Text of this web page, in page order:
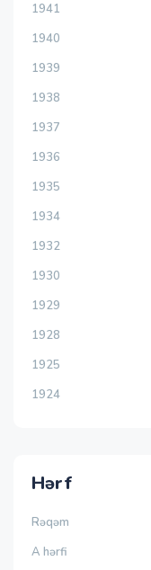
1941
1940
1939
1938
1937
1936
1935
1934
1932
1930
1929
1928
1925
1924
Hərf
Rəqəm
A hərfi